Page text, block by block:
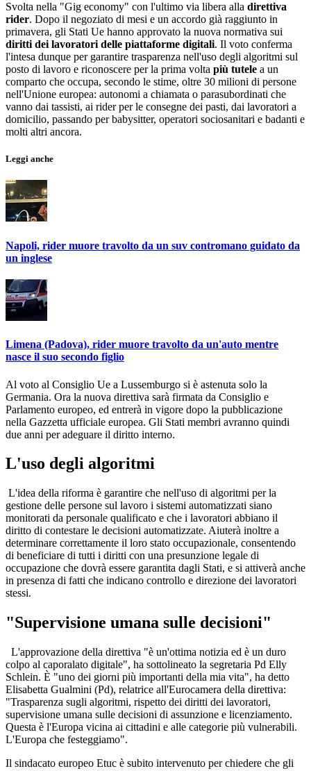
Svolta nella "Gig economy" con l'ultimo via libera alla direttiva
rider. Dopo il negoziato di mesi e un accordo già raggiunto in
primavera, gli Stati Ue hanno approvato la nuova normativa sui
diritti dei lavoratori delle piattaforme digitali. Il voto conferma
l'intesa dunque per garantire trasparenza nell'uso degli algoritmi sul
posto di lavoro e riconoscere per la prima volta più tutele a un
comparto che occupa, secondo le stime, oltre 30 milioni di persone
nell'Unione europea: autonomi a chiamata o parasubordinati che
vanno dai tassisti, ai rider per le consegne dei pasti, dai lavoratori a
domicilio, passando per babysitter, operatori sociosanitari e badanti e
molti altri ancora.
Leggi anche
Napoli, rider muore travolto da un suv contromano guidato da
un inglese
Limena (Padova), rider muore travolto da un'auto mentre
nasce il suo secondo figlio
Al voto al Consiglio Ue a Lussemburgo si è astenuta solo la
Germania. Ora la nuova direttiva sarà firmata da Consiglio e
Parlamento europeo, ed entrerà in vigore dopo la pubblicazione
nella Gazzetta ufficiale europea. Gli Stati membri avranno quindi
due anni per adeguare il diritto interno.
L'uso degli algoritmi
L'idea della riforma è garantire che nell'uso di algoritmi per la
gestione delle persone sul lavoro i sistemi automatizzati siano
monitorati da personale qualificato e che i lavoratori abbiano il
diritto di contestare le decisioni automatizzate. Aiuterà inoltre a
determinare correttamente il loro stato occupazionale, consentendo
di beneficiare di tutti i diritti con una presunzione legale di
occupazione che dovrà essere garantita dagli Stati, e si attiverà anche
in presenza di fatti che indicano controllo e direzione dei lavoratori
stessi.
"Supervisione umana sulle decisioni"
L'approvazione della direttiva "è un'ottima notizia ed è un duro
colpo al caporalato digitale", ha sottolineato la segretaria Pd Elly
Schlein. È "uno dei giorni più importanti della mia vita", ha detto
Elisabetta Gualmini (Pd), relatrice all'Eurocamera della direttiva:
"Trasparenza sugli algoritmi, rispetto dei diritti dei lavoratori,
supervisione umana sulle decisioni di assunzione e licenziamento.
Questa è l'Europa vicina ai cittadini e alle categorie più vulnerabili.
L'Europa che festeggiamo".
Il sindacato europeo Etuc è subito intervenuto per chiedere che gli